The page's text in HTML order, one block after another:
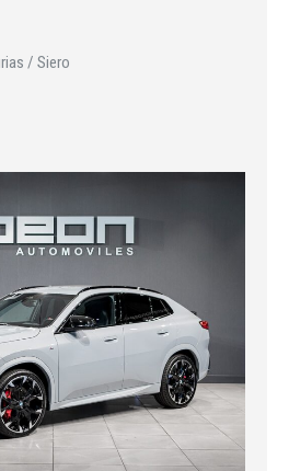
contraseña?
/ Siero